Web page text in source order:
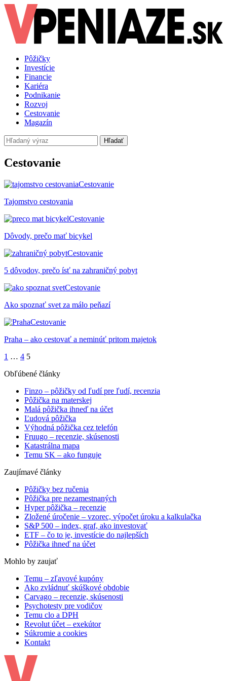
Pôžičky
Investície
Financie
Kariéra
Podnikanie
Rozvoj
Cestovanie
Magazín
Hľadať
Cestovanie
Cestovanie
Tajomstvo cestovania
Cestovanie
Dôvody, prečo mať bicykel
Cestovanie
5 dôvodov, prečo ísť na zahraničný pobyt
Cestovanie
Ako spoznať svet za málo peňazí
Cestovanie
Praha – ako cestovať a neminúť pritom majetok
1 … 4 5
Obľúbené články
Finzo – pôžičky od ľudí pre ľudí, recenzia
Pôžička na materskej
Malá pôžička ihneď na účet
Ľudová pôžička
Výhodná pôžička cez telefón
Fruugo – recenzie, skúsenosti
Katastrálna mapa
Temu SK – ako funguje
Zaujímavé články
Pôžičky bez ručenia
Pôžička pre nezamestnaných
Hyper pôžička – recenzie
Zložené úročenie – vzorec, výpočet úroku a kalkulačka
S&P 500 – index, graf, ako investovať
ETF – čo to je, investície do najlepších
Pôžička ihneď na účet
Mohlo by zaujať
Temu – zľavové kupóny
Ako zvládnuť skúškové obdobie
Carvago – recenzie, skúsenosti
Psychotesty pre vodičov
Temu clo a DPH
Revolut účet – exekútor
Súkromie a cookies
Kontakt